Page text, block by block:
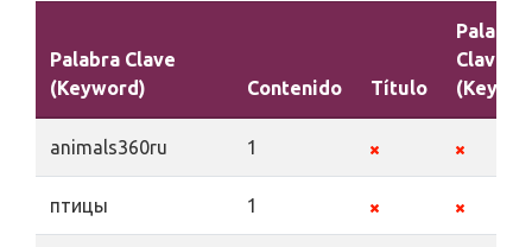
Palabra Clave
(Keyword)
Contenido Título
Claves
animals360ru 1
птицы 1